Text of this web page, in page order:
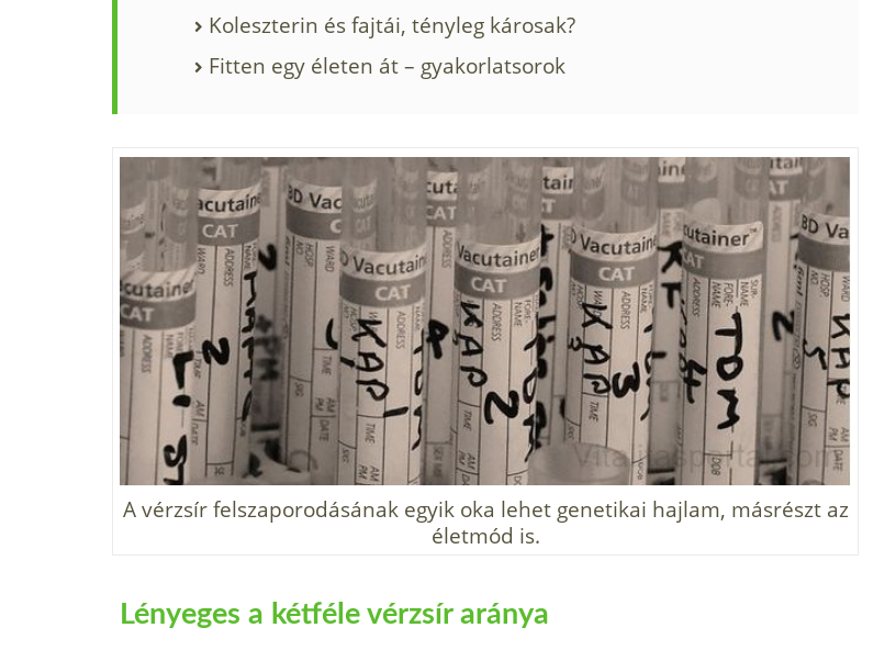
Koleszterin és fajtái, tényleg károsak?
Fitten egy életen át – gyakorlatsorok
A vérzsír felszaporodásának egyik oka lehet genetikai hajlam, másrészt az
életmód is.
Lényeges a kétféle vérzsír aránya